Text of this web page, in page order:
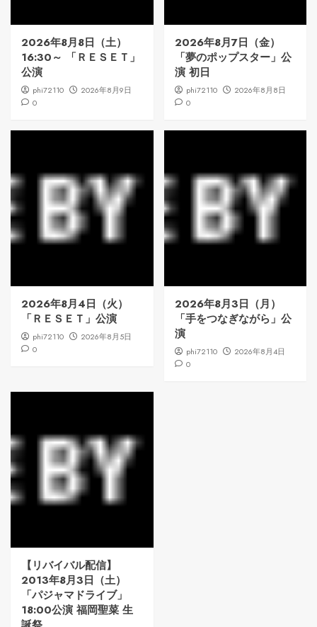
2026年8月8日（土）
16:30～ 「ＲＥＳＥＴ」
公演
phi72110
2026年8月9日
0
2026年8月7日（金）
「夢のポップスター」公
演 初日
phi72110
2026年8月8日
0
2026年8月4日（火）
「ＲＥＳＥＴ」公演
phi72110
2026年8月5日
0
2026年8月3日（月）
「手をつなぎながら」公
演
phi72110
2026年8月4日
0
【リバイバル配信】
2013年8月3日（土）
「パジャマドライブ」
18:00公演 福岡聖菜 生